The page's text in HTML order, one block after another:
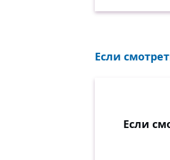
Если
Если